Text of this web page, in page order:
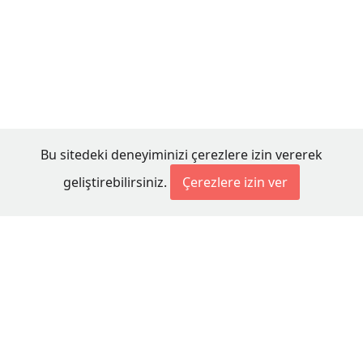
Bu sitedeki deneyiminizi çerezlere izin vererek
geliştirebilirsiniz.
Çerezlere izin ver